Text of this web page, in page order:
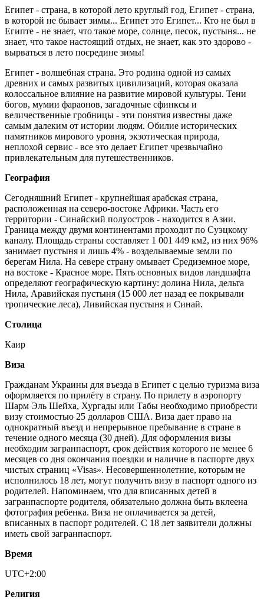
Египет - страна, в которой лето круглый год, Египет - страна,
в которой не бывает зимы... Египет это Египет... Кто не был в
Египте - не знает, что такое море, солнце, песок, пустыня... не
знает, что такое настоящий отдых, не знает, как это здорово -
вырваться в лето посредине зимы!
Египет - волшебная страна. Это родина одной из самых
древних и самых развитых цивилизаций, которая оказала
колоссальное влияние на развитие мировой культуры. Тени
богов, мумии фараонов, загадочные сфинксы и
величественные гробницы - эти понятия известны даже
самым далеким от истории людям. Обилие исторических
памятников мирового уровня, экзотическая природа,
неплохой сервис - все это делает Египет чрезвычайно
привлекательным для путешественников.
География
Сегодняшний Египет - крупнейшая арабская страна,
расположенная на северо-востоке Африки. Часть его
территории - Синайский полуостров - находится в Азии.
Граница между двумя континентами проходит по Суэцкому
каналу. Площадь страны составляет 1 001 449 км2, из них 96%
занимает пустыня и лишь 4% - возделываемые земли по
берегам Нила. На севере страну омывает Средиземное море,
на востоке - Красное море. Пять основных видов ландшафта
определяют географическую картину: долина Нила, дельта
Нила, Аравийская пустыня (15 000 лет назад ее покрывали
тропические леса), Ливийская пустыня и Синай.
Столица
Каир
Виза
Гражданам Украины для въезда в Египет с целью туризма виза
оформляется по прилёту в страну. По прилету в аэропорту
Шарм Эль Шейха, Хургады или Табы необходимо приобрести
визу стоимостью 25 долларов США. Виза дает право на
однократный въезд и непрерывное пребывание в стране в
течение одного месяца (30 дней). Для оформления визы
необходим загранпаспорт, срок действия которого не менее 6
месяцев со дня окончания поездки и наличие в паспорте двух
чистых страниц «Visas». Несовершеннолетние, которым не
исполнилось 18 лет, могут получить визу в паспорт одного из
родителей. Напоминаем, что для вписанных детей в
загранпаспорте родителя, обязательно должна быть вклеена
фотография ребенка. Виза не оплачивается за детей,
вписанных в паспорт родителей. С 18 лет заявители должны
иметь свой загранпаспорт.
Время
UTC+2:00
Религия